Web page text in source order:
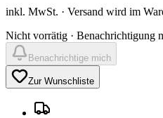
inkl. MwSt. · Versand wird im
Nicht vorrätig · Benachrichtigung
Benachrichtige mich
Zur Wunschliste